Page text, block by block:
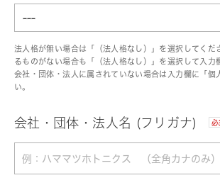
法人格が無い場合は「（法人格なし）」を選択してくだ
るものがない場合も「（法人格なし）」を選択して入力
会社・団体・法人に属されていない場合は入力欄に「個
い。
会社・団体・法人名 (フリガナ) 必